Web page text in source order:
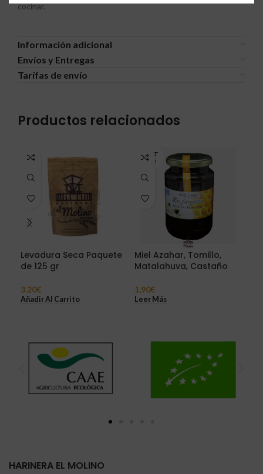
cocinar.
Información adicional
Envíos y Entregas
Tarífas de envío
Productos relacionados
Levadura Seca Paquete
de 125 gr
3,20€
Añadir Al Carrito
AGOT
ADO
Miel Azahar, Tomillo,
Matalahuva, Castaño
1,90€
Leer Más
HARINERA EL MOLINO